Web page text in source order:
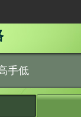
手低